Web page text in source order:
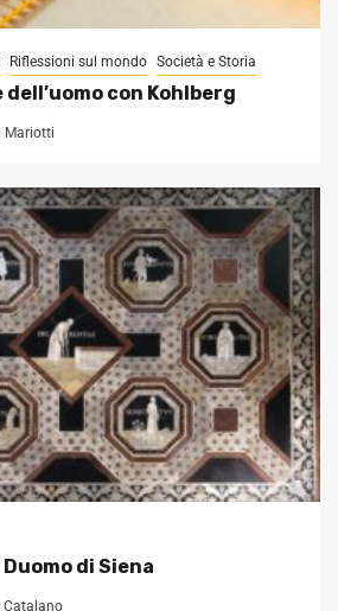
Riflessioni sul mondo Società e Storia
con Kohlberg
Mariotti
di Siena
Catalano